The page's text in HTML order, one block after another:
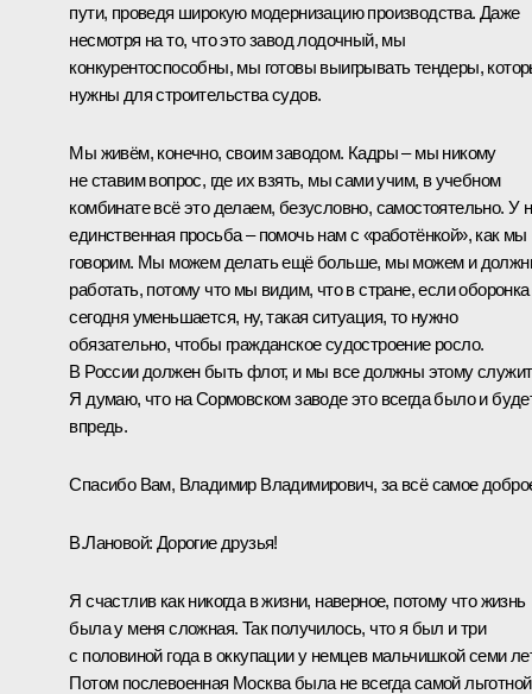
пути, проведя широкую модернизацию производства. Даже
несмотря на то, что это завод лодочный, мы
конкурентоспособны, мы готовы выигрывать тендеры,
нужны для строительства судов.
Мы живём, конечно, своим заводом. Кадры – мы никому
не ставим вопрос, где их взять, мы сами учим, в учебном
комбинате всё это делаем, безусловно, самостоятельно. У
единственная просьба – помочь нам с «работёнкой», как мы
говорим. Мы можем делать ещё больше, мы можем и
работать, потому что мы видим, что в стране, если оборонка
сегодня уменьшается, ну, такая ситуация, то нужно
обязательно, чтобы гражданское судостроение росло.
В России должен быть флот, и мы все должны этому
Я думаю, что на Сормовском заводе это всегда было и
впредь.
Спасибо Вам, Владимир Владимирович, за всё самое
В.Лановой: Дорогие друзья!
Я счастлив как никогда в жизни, наверное, потому что жизнь
была у меня сложная. Так получилось, что я был и три
с половиной года в оккупации у немцев мальчишкой семи
Потом послевоенная Москва была не всегда самой льготной